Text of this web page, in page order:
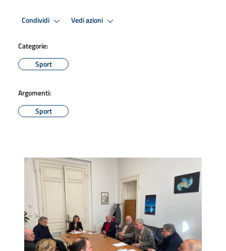
Condividi Vedi azioni
Categorie:
Sport
Argomenti:
Sport